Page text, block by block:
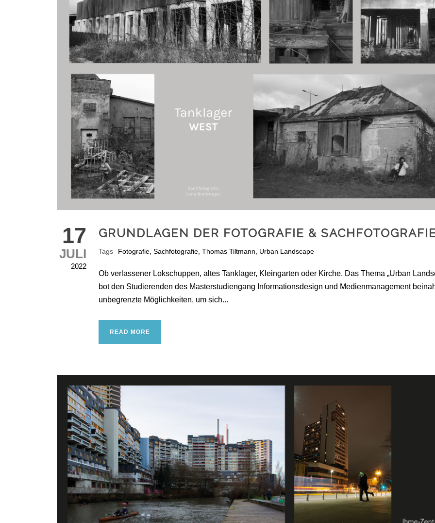
17
JULI
2022
GRUNDLAGEN DER FOTOGRAFIE &
Tags Fotografie Sachfotografie Thomas Tiltmann Urban Landscape
Ob verlassener Lokschuppen, altes Tanklager, Kleingarten oder Kirche. Das Thema „Urban
bot den Studierenden des Masterstudiengang Informationsdesign und Medienmanagement
unbegrenzte Möglichkeiten, um sich...
READ MORE